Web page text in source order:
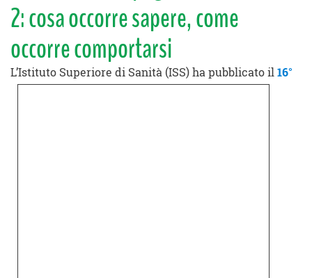
2: cosa occorre sapere, come
occorre comportarsi
L’Istituto Superiore di Sanità (ISS) ha pubblicato il 16°